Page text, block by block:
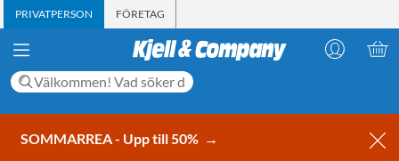
PRIVATPERSON FÖRETAG
SOMMARREA - Upp till 50% →